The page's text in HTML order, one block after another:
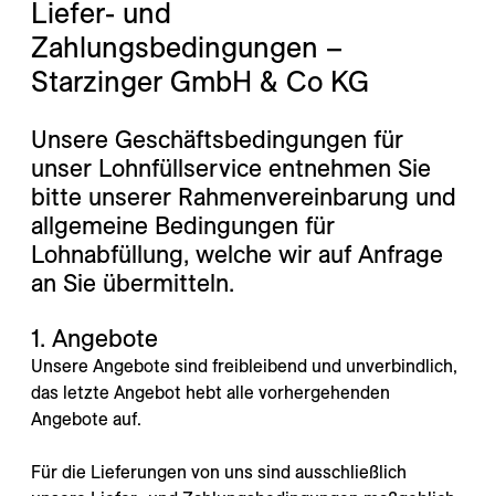
---
Liefer- und
Zahlungsbedingungen –
Starzinger GmbH & Co KG
Unsere Geschäftsbedingungen für
unser Lohnfüllservice entnehmen Sie
bitte unserer Rahmenvereinbarung und
allgemeine Bedingungen für
Lohnabfüllung, welche wir auf Anfrage
an Sie übermitteln.
1. Angebote
Unsere Angebote sind freibleibend und unverbindlich,
das letzte Angebot hebt alle vorhergehenden
Angebote auf.
Für die Lieferungen von uns sind ausschließlich